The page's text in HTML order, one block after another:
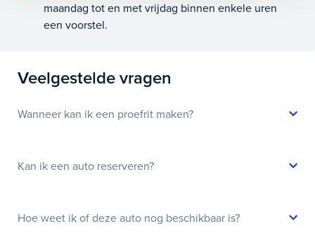
maandag tot en met vrijdag binnen enkele uren
een voorstel.
Veelgestelde vragen
Wanneer kan ik een proefrit maken?
Kan ik een auto reserveren?
Hoe weet ik of deze auto nog beschikbaar is?